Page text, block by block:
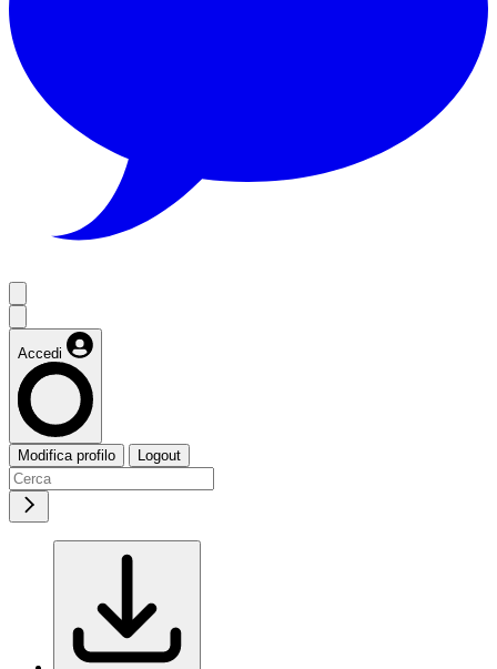
Accedi
Modifica profilo Logout